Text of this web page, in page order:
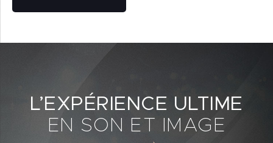
L’EXPÉRIENCE ULTIME
EN SON ET IMAGE